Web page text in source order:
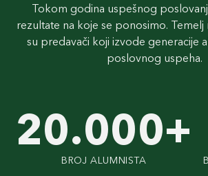
Tokom godina uspešnog
rezultate na koje se ponosimo. Temelj
su predavači koji izvode generacije
poslovnog uspeha.
BROJ ALUMNISTA
20.000+